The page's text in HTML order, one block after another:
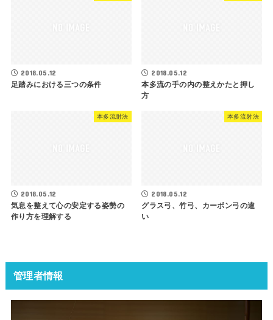
2018.05.12
足踏みにおける三つの条件
2018.05.12
本多流の手の内の整えかたと押し
方
本多流射法
2018.05.12
気息を整えて心の安定する姿勢の
作り方を理解する
本多流射法
2018.05.12
グラス弓、竹弓、カーボン弓の違
い
管理者情報